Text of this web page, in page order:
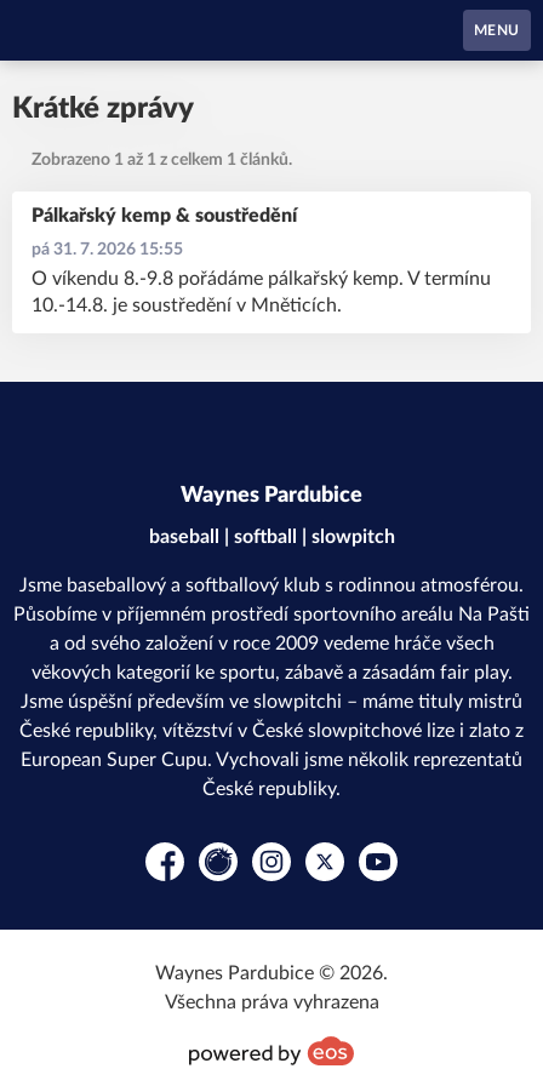
MENU
Krátké zprávy
Zobrazeno 1 až 1 z celkem 1 článků.
pá 31. 7. 2026 15:55
Pálkařský kemp & soustředění
O víkendu 8.-9.8 pořádáme pálkařský kemp. V termínu
10.-14.8. je soustředění v Mněticích.
Waynes Pardubice
baseball | softball | slowpitch
Jsme baseballový a softballový klub s rodinnou atmosférou.
Působíme v příjemném prostředí sportovního areálu Na Pašti
a od svého založení v roce 2009 vedeme hráče všech
věkových kategorií ke sportu, zábavě a zásadám fair play.
Jsme úspěšní především ve slowpitchi – máme tituly mistrů
České republiky, vítězství v České slowpitchové lize i zlato z
European Super Cupu. Vychovali jsme několik reprezentatů
České republiky.
Facebook
Rajče InstagramPlatform X
YouTube
Waynes Pardubice © 2026.
Všechna práva vyhrazena